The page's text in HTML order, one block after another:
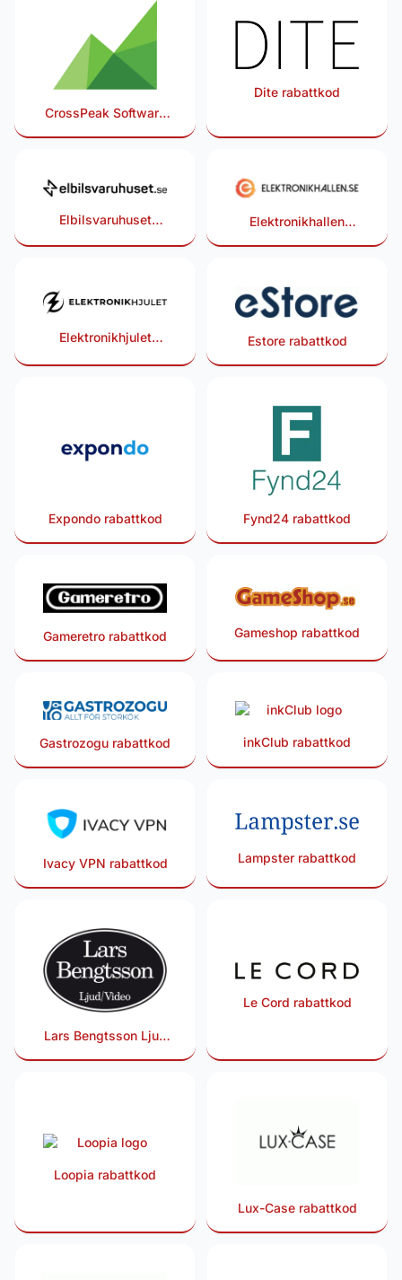
CrossPeak Software
Dite rabattkod
Elbilsvaruhuset
Elektronikhallen
Elektronikhjulet
Estore rabattkod
Expondo rabattkod Fynd24 rabattkod
Gameretro rabattkod Gameshop rabattkod
Gastrozogu rabattkod inkClub rabattkod
Ivacy VPN rabattkod Lampster rabattkod
Lars Bengtsson Ljud
Le Cord rabattkod
Loopia rabattkod
Lux-Case rabattkod